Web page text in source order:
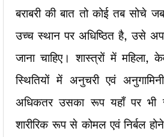
बराबरी की बात तो कोई तब सोचे
उच्च स्थान पर अधिष्ठित है, उसे
जाना चाहिए। शास्त्रों में
स्थितियों में अनुचरी एवं
अधिकतर उसका रूप यहाँ पर भी
शारीरिक रूप से कोमल एवं निर्बल